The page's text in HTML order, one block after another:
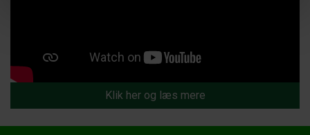
Klik her og læs mere